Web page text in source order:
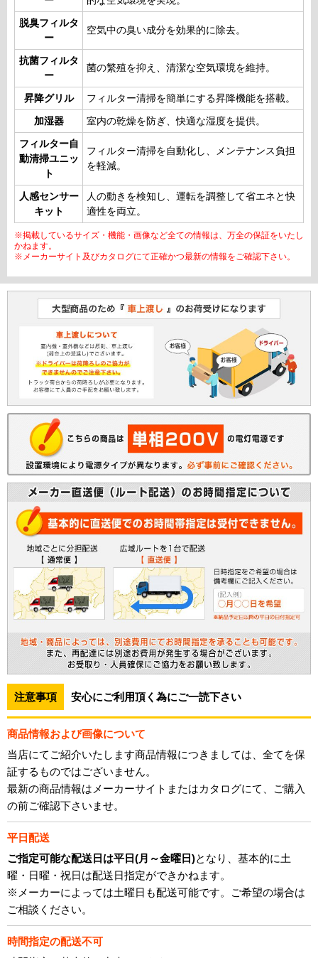
脱臭フィルタ
ー
空気中の臭い成分を効果的に除去。
抗菌フィルタ
ー
菌の繁殖を抑え、清潔な空気環境を維持。
昇降グリル フィルター清掃を簡単にする昇降機能を搭載。
加湿器 室内の乾燥を防ぎ、快適な湿度を提供。
フィルター自
動清掃ユニッ
ト
フィルター清掃を自動化し、メンテナンス負担
を軽減。
人感センサー
キット
人の動きを検知し、運転を調整して省エネと快
適性を両立。
※掲載しているサイズ・機能・画像など全ての情報は、万全の保証をいたし
かねます。
※メーカーサイト及びカタログにて正確かつ最新の情報をご確認下さい。
注意事項 安心にご利用頂く為にご一読下さい
商品情報および画像について
当店にてご紹介いたします商品情報につきましては、全てを保
証するものではございません。
最新の商品情報はメーカーサイトまたはカタログにて、ご購入
の前ご確認下さいませ。
平日配送
ご指定可能な配送日は平日(月～金曜日)となり、基本的に土
曜・日曜・祝日は配送日指定ができかねます。
※メーカーによっては土曜日も配送可能です。ご希望の場合は
ご相談ください。
時間指定の配送不可